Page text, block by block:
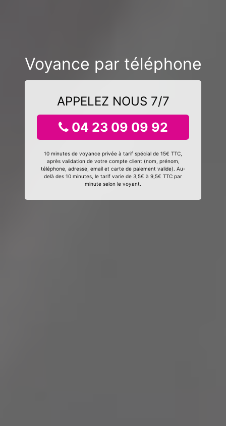
Voyance par téléphone
APPELEZ NOUS 7/7
04 23 09 09 92
10 minutes de voyance privée à tarif spécial de 15€ TTC,
après validation de votre compte client (nom, prénom,
téléphone, adresse, email et carte de paiement valide). Au-
delà des 10 minutes, le tarif varie de 3,5€ à 9,5€ TTC par
minute selon le voyant.